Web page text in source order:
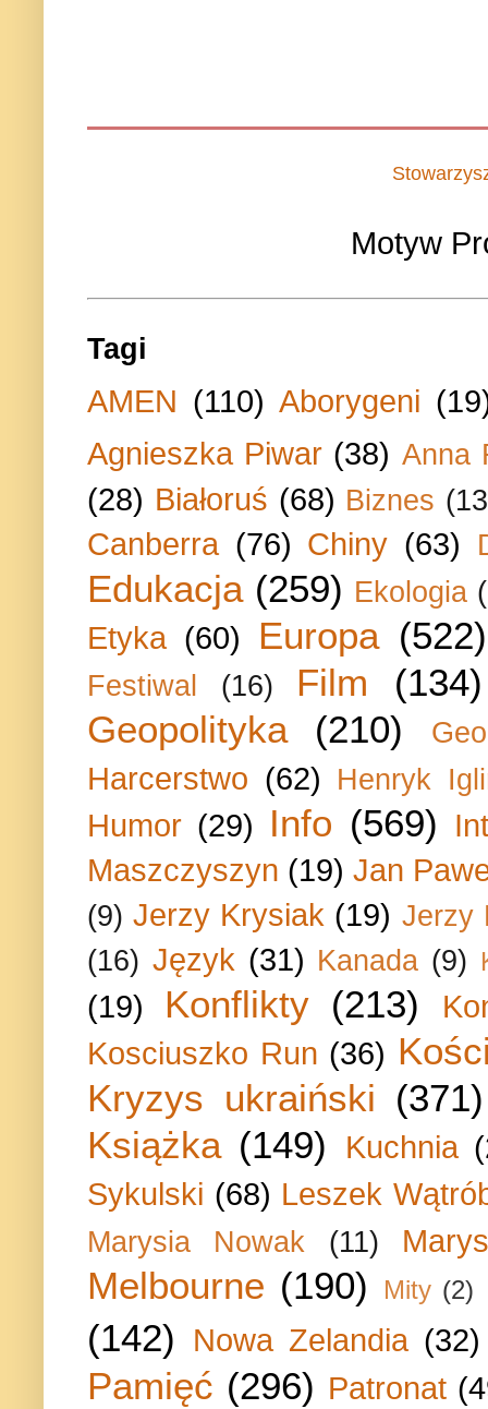
Motyw
Tagi
AMEN (110) Aborygeni
Agnieszka Piwar (38) Anna
(28) Białoruś (68) Biznes
Canberra (76) Chiny (63)
Edukacja (259) Ekologia
Etyka (60) Europa (522)
Festiwal (16) Film
(134)
Geopolityka
(210)
Harcerstwo (62) Henryk
Humor (29) Info (569)
Maszczyszyn (19) Jan
(9) Jerzy Krysiak (19) Jerzy
(16) Język (31) Kanada (9)
(19) Konflikty (213)
Kosciuszko Run (36)
Kryzys ukraiński (371)
Książka (149) Kuchnia
Sykulski (68) Leszek
Marysia Nowak (11)
Melbourne (190) Mity (2)
(142) Nowa Zelandia (32)
Pamięć (296) Patronat